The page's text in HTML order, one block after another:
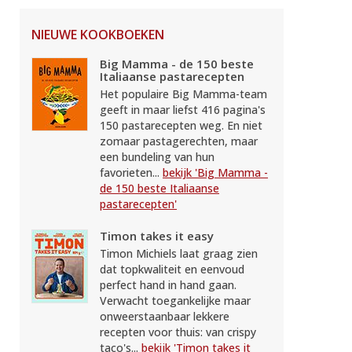
NIEUWE KOOKBOEKEN
Big Mamma - de 150 beste
Italiaanse pastarecepten
Het populaire Big Mamma-team
geeft in maar liefst 416 pagina's
150 pastarecepten weg. En niet
zomaar pastagerechten, maar
een bundeling van hun
favorieten... bekijk 'Big Mamma -
de 150 beste Italiaanse
pastarecepten'
Timon takes it easy
Timon Michiels laat graag zien
dat topkwaliteit en eenvoud
perfect hand in hand gaan.
Verwacht toegankelijke maar
onweerstaanbaar lekkere
recepten voor thuis: van crispy
taco's... bekijk 'Timon takes it